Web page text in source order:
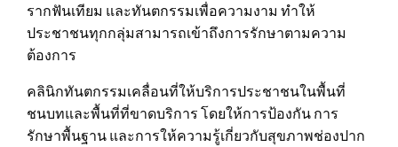
รากฟันเทียม และทันตกรรมเพื่อความงาม ทำให้
ประชาชนทุกกลุ่มสามารถเข้าถึงการรักษาตามความ
ต้องการ
คลินิกทันตกรรมเคลื่อนที่ให้บริการประชาชนในพื้นที่
ชนบทและพื้นที่ที่ขาดบริการ โดยให้การป้องกัน การ
รักษาพื้นฐาน และการให้ความรู้เกี่ยวกับสุขภาพช่องปาก